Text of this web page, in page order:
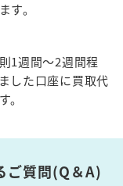
す。
1週間～2週間程
した口座に買取代
。
ご質問(Q＆A)